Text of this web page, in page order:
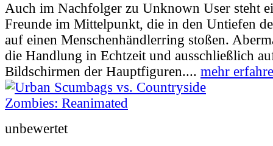
Auch im Nachfolger zu Unknown User steht
Freunde im Mittelpunkt, die in den Untiefen
auf einen Menschenhändlerring stoßen.
die Handlung in Echtzeit und ausschließlich
Bildschirmen der Hauptfiguren.... mehr
unbewertet